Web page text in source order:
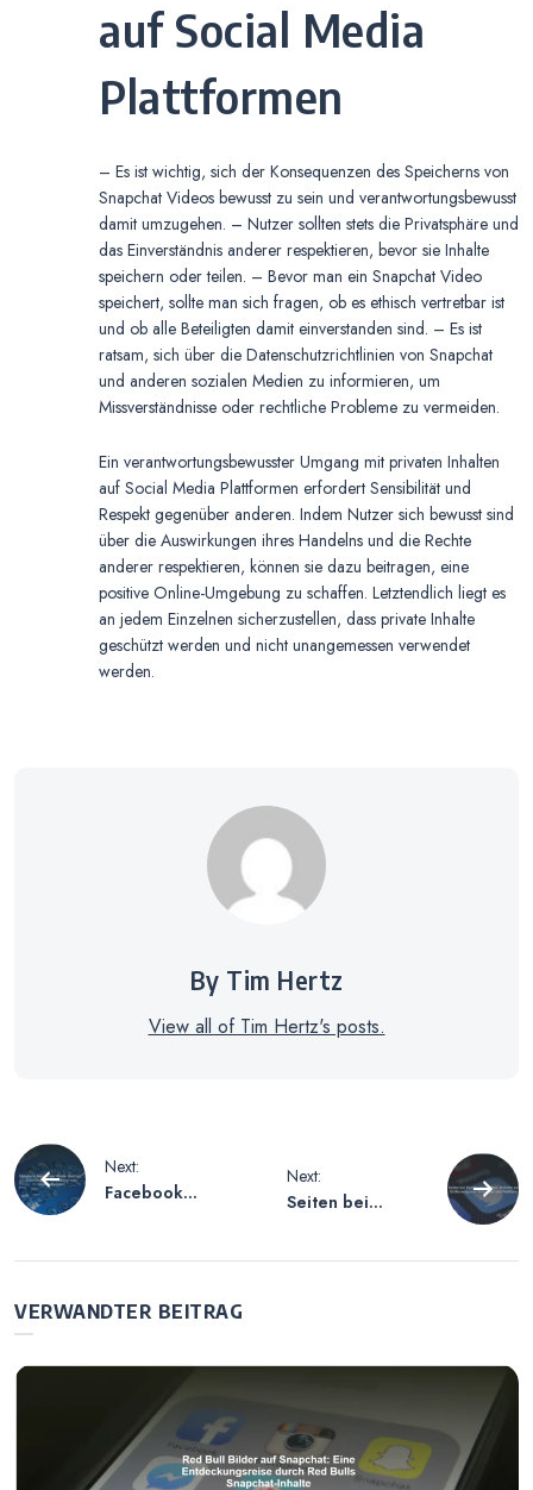
auf Social Media
Plattformen
– Es ist wichtig, sich der Konsequenzen des Speicherns von
Snapchat Videos bewusst zu sein und verantwortungsbewusst
damit umzugehen. – Nutzer sollten stets die Privatsphäre und
das Einverständnis anderer respektieren, bevor sie Inhalte
speichern oder teilen. – Bevor man ein Snapchat Video
speichert, sollte man sich fragen, ob es ethisch vertretbar ist
und ob alle Beteiligten damit einverstanden sind. – Es ist
ratsam, sich über die Datenschutzrichtlinien von Snapchat
und anderen sozialen Medien zu informieren, um
Missverständnisse oder rechtliche Probleme zu vermeiden.
Ein verantwortungsbewusster Umgang mit privaten Inhalten
auf Social Media Plattformen erfordert Sensibilität und
Respekt gegenüber anderen. Indem Nutzer sich bewusst sind
über die Auswirkungen ihres Handelns und die Rechte
anderer respektieren, können sie dazu beitragen, eine
positive Online-Umgebung zu schaffen. Letztendlich liegt es
an jedem Einzelnen sicherzustellen, dass private Inhalte
geschützt werden und nicht unangemessen verwendet
werden.
By Tim Hertz
View all of Tim Hertz's posts.
Beitragsnavigation
Next:
Facebook
Unterhaltungen
Next:
Seiten bei
löschen –
Plattform
VERWANDTER BEITRAG